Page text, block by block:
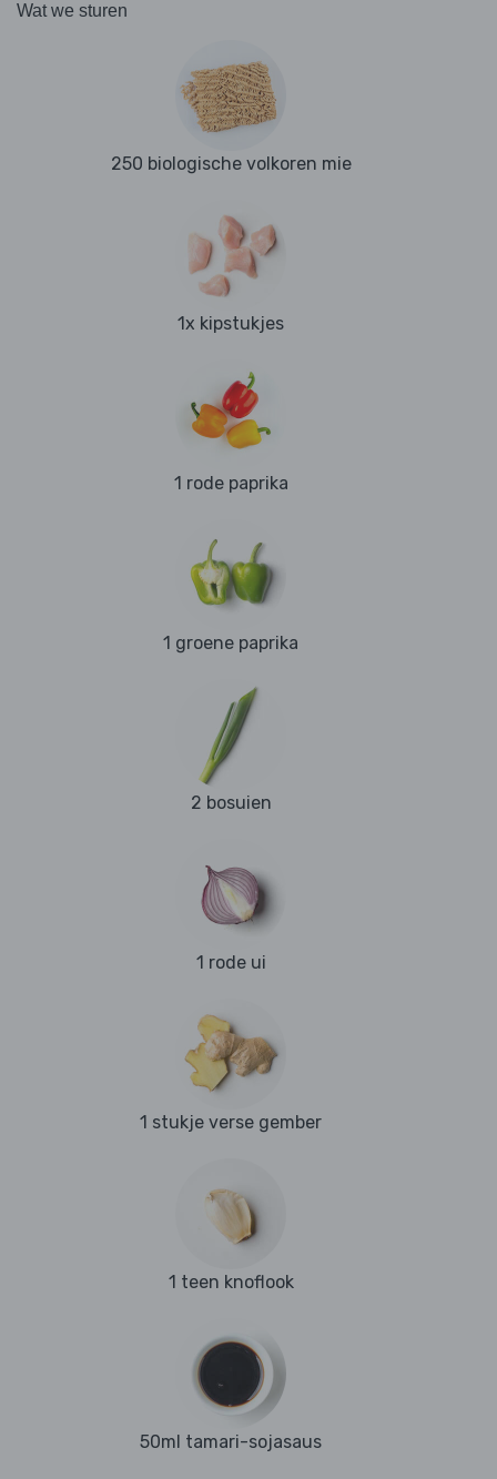
Wat we sturen
250 biologische volkoren mie
1x kipstukjes
1 rode paprika
1 groene paprika
2 bosuien
1 rode ui
1 stukje verse gember
1 teen knoflook
50ml tamari-sojasaus